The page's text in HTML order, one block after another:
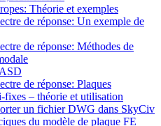
Théorie et exemples
de réponse: Un exemple de
de réponse: Méthodes de
de réponse: Plaques
fixes – théorie et utilisation
un fichier DWG dans SkyCiv
du modèle de plaque FE